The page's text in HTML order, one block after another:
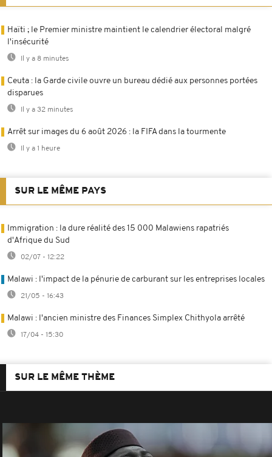
Haïti ; le Premier ministre maintient le calendrier électoral malgré
l'insécurité
Il y a 8 minutes
Ceuta : la Garde civile ouvre un bureau dédié aux personnes portées
disparues
Il y a 32 minutes
Arrêt sur images du 6 août 2026 : la FIFA dans la tourmente
Il y a 1 heure
SUR LE MÊME PAYS
Immigration : la dure réalité des 15 000 Malawiens rapatriés
d'Afrique du Sud
02/07 - 12:22
Malawi : l'impact de la pénurie de carburant sur les entreprises locales
21/05 - 16:43
Malawi : l'ancien ministre des Finances Simplex Chithyola arrêté
17/04 - 15:30
SUR LE MÊME THÈME